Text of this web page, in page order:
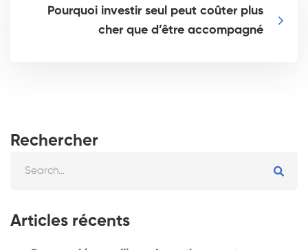
Pourquoi investir seul peut coûter plus
cher que d’être accompagné
Rechercher
Articles récents